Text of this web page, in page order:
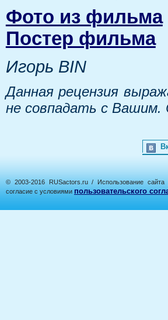
Фото из фильма
Постер фильма
Игорь BIN
Данная рецензия
не совпадать с
© 2003-2016 RUSactors.ru / Использование сайта
согласие с условиями пользовательского